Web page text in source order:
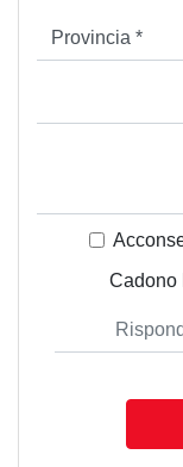
Cadono